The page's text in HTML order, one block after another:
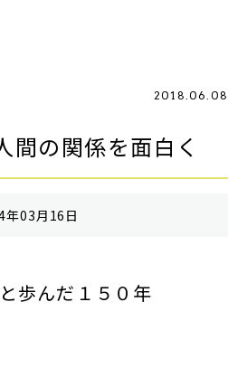
2018.06.08
の関係を面白く
年03月16日
歩んだ１５０年